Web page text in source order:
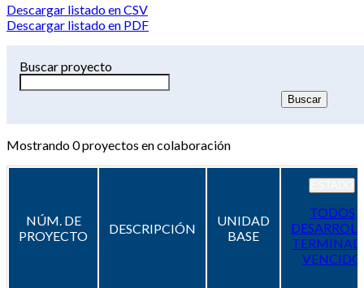
Descargar listado en CSV
Descargar listado en PDF
Buscar proyecto
Mostrando0proyectos en colaboración
NÚM. DE
PROYECTO
DESCRIPCIÓN
UNIDAD
BASE
TODOS
VENCIDO